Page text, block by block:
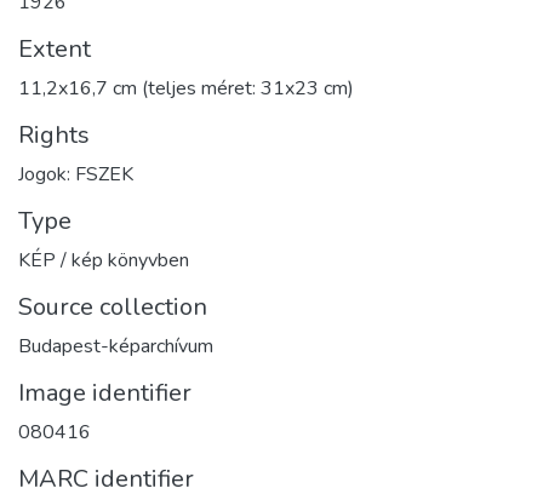
Extent
11,2x16,7 cm (teljes méret: 31x23 cm)
Rights
Jogok: FSZEK
Type
KÉP / kép könyvben
Source collection
Budapest-képarchívum
Image identifier
080416
MARC identifier